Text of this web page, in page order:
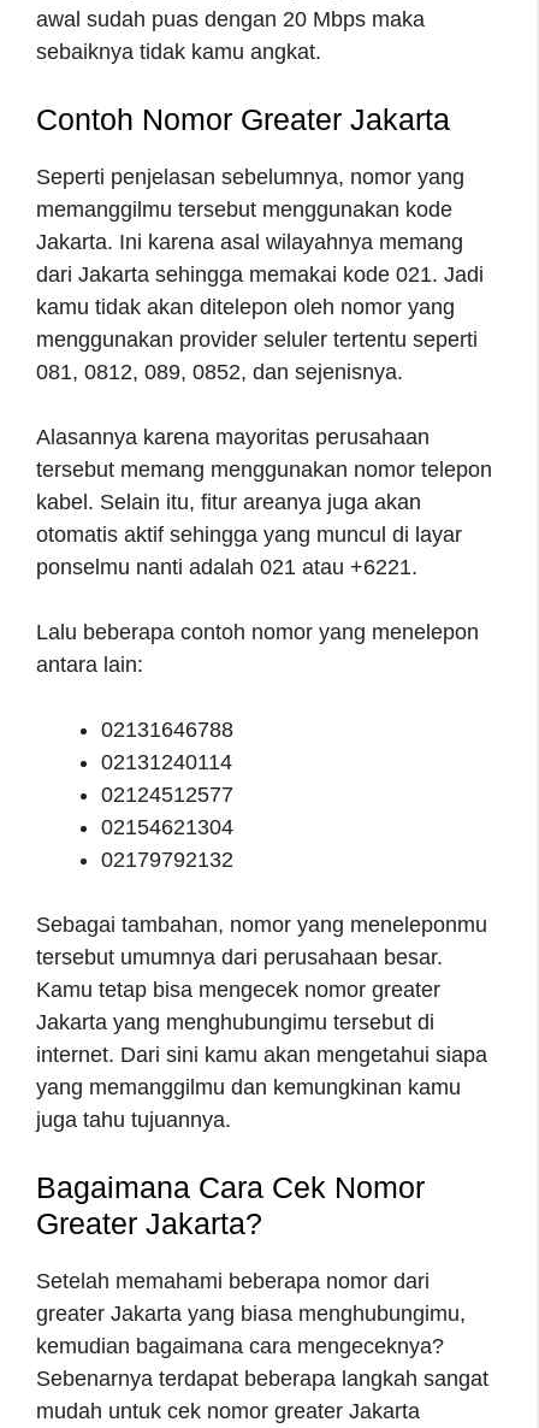
awal sudah puas dengan 20 Mbps maka
sebaiknya tidak kamu angkat.
Contoh Nomor Greater Jakarta
Seperti penjelasan sebelumnya, nomor yang
memanggilmu tersebut menggunakan kode
Jakarta. Ini karena asal wilayahnya memang
dari Jakarta sehingga memakai kode 021. Jadi
kamu tidak akan ditelepon oleh nomor yang
menggunakan provider seluler tertentu seperti
081, 0812, 089, 0852, dan sejenisnya.
Alasannya karena mayoritas perusahaan
tersebut memang menggunakan nomor telepon
kabel. Selain itu, fitur areanya juga akan
otomatis aktif sehingga yang muncul di layar
ponselmu nanti adalah 021 atau +6221.
Lalu beberapa contoh nomor yang menelepon
antara lain:
02131646788
02131240114
02124512577
02154621304
02179792132
Sebagai tambahan, nomor yang meneleponmu
tersebut umumnya dari perusahaan besar.
Kamu tetap bisa mengecek nomor greater
Jakarta yang menghubungimu tersebut di
internet. Dari sini kamu akan mengetahui siapa
yang memanggilmu dan kemungkinan kamu
juga tahu tujuannya.
Bagaimana Cara Cek Nomor
Greater Jakarta?
Setelah memahami beberapa nomor dari
greater Jakarta yang biasa menghubungimu,
kemudian bagaimana cara mengeceknya?
Sebenarnya terdapat beberapa langkah sangat
mudah untuk cek nomor greater Jakarta